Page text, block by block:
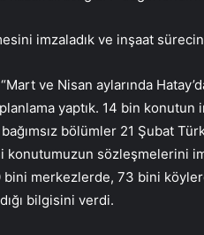
imzaladık ve inşaat
ve Nisan aylarında
yaptık. 14 bin konutun
bölümler 21 Şubat
konutumuzun sözleşmelerini
bini merkezlerde, 73 bini
bilgisini verdi.